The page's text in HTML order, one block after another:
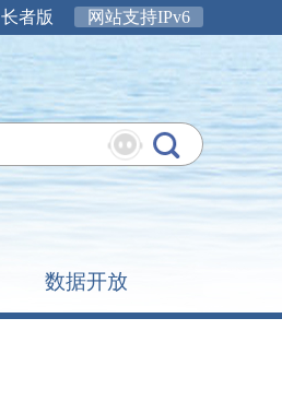
长者版 网站支持IPv6
数据开放